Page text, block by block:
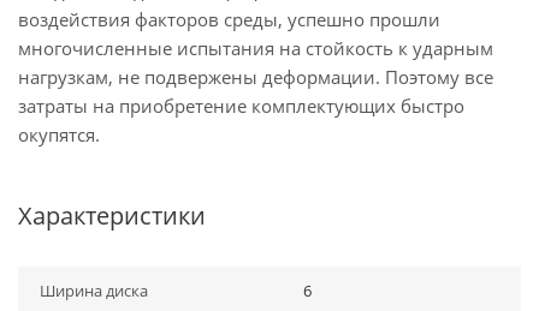
воздействия факторов среды, успешно прошли
многочисленные испытания на стойкость к ударным
нагрузкам, не подвержены деформации. Поэтому все
затраты на приобретение комплектующих быстро
окупятся.
Характеристики
Ширина диска 6